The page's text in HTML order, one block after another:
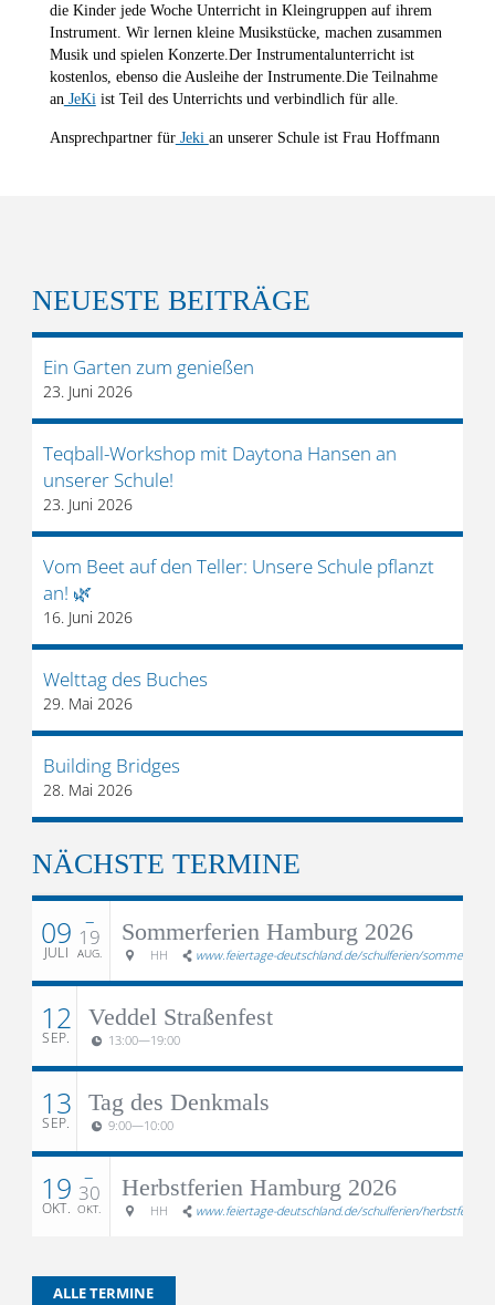
die Kinder jede Woche Unterricht in Kleingruppen auf ihrem
Instrument. Wir lernen kleine Musikstücke, machen zusammen
Musik und spielen Konzerte.Der Instrumentalunterricht ist
kostenlos, ebenso die Ausleihe der Instrumente.Die Teilnahme
anJeKiist Teil des Unterrichts und verbindlich für alle.
Ansprechpartner fürJeki an unserer Schule ist Frau Hoffmann
NEUESTE BEITRÄGE
Ein Garten zum genießen
23. Juni 2026
Teqball-Workshop mit Daytona Hansen an
unserer Schule!
23. Juni 2026
Vom Beet auf den Teller: Unsere Schule pflanzt
an! 🌿
16. Juni 2026
Welttag des Buches
29. Mai 2026
Building Bridges
28. Mai 2026
NÄCHSTE TERMINE
09
JULI
–
19
AUG.
Sommerferien Hamburg 2026
HH www.feiertage-deutschland.de/schulferien/
12
SEP.
Veddel Straßenfest
13:00—19:00
13
SEP.
Tag des Denkmals
9:00—10:00
19
OKT.
–
30
OKT.
Herbstferien Hamburg 2026
HH www.feiertage-deutschland.de/schulferien/herbstferien/
ALLE TERMINE